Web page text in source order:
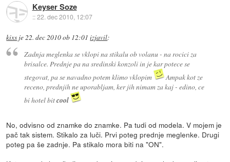
Keyser Soze
::22. dec 2010, 12:07
kixs je 22. dec 2010 ob 12:01 izjavil:
Zadnja meglenka se vklopi na stikalu ob volanu - na rocici za
brisalce. Prednje pa na sredinski konzoli in je kar potece se
stegovat, pa se navadno potem klimo vklopim
Ampak kot ze
receno, prednjih ne uporabljam, ker jih nimam za kaj - edino, ce
bi hotel bitcool
No, odvisno od znamke do znamke. Pa tudi od modela. V mojem je
pač tak sistem. Stikalo za luči. Prvi poteg prednje meglenke. Drugi
poteg pa še zadnje. Pa stikalo mora biti na "ON".